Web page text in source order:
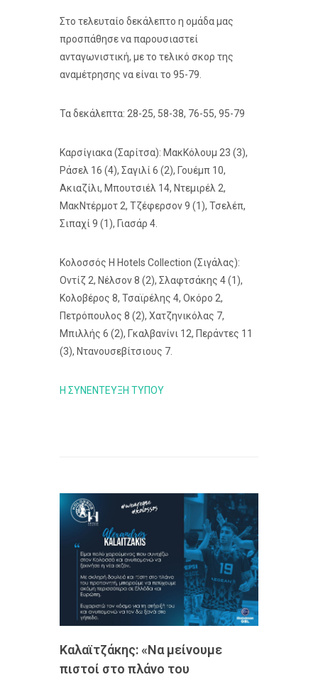
Στο τελευταίο δεκάλεπτο η ομάδα μας
προσπάθησε να παρουσιαστεί
ανταγωνιστική, με το τελικό σκορ της
αναμέτρησης να είναι το 95-79.
Τα δεκάλεπτα: 28-25, 58-38, 76-55, 95-79
Καρσίγιακα (Σαρίτσα): ΜακΚόλουμ 23 (3),
Ράσελ 16 (4), Σαγιλί 6 (2), Γουέμπ 10,
Ακιαζίλι, Μπουτσιέλ 14, Ντεμιρέλ 2,
ΜακΝτέρμοτ 2, Τζέφερσον 9 (1), Τσελέπ,
Σιπαχί 9 (1), Γιασάρ 4.
Κολοσσός H Hotels Collection (Σιγάλας):
Οντίζ 2, Νέλσον 8 (2), Σλαφτσάκης 4 (1),
Κολοβέρος 8, Τσαϊρέλης 4, Οκόρο 2,
Πετρόπουλος 8 (2), Χατζηνικόλας 7,
Μπιλλής 6 (2), Γκαλβανίνι 12, Περάντες 11
(3), Ντανουσεβίτσιους 7.
Η ΣΥΝΕΝΤΕΥΞΗ ΤΥΠΟΥ
Καλαϊτζάκης: «Να μείνουμε
πιστοί στο πλάνο του